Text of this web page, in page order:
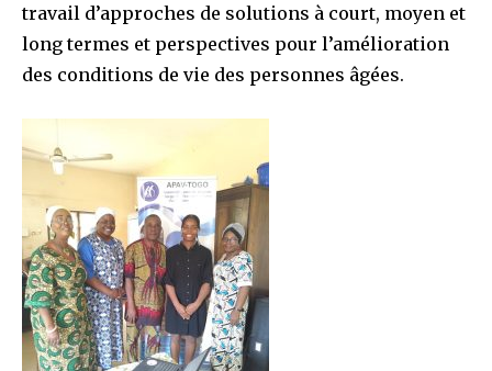
travail d’approches de solutions à court, moyen et
long termes et perspectives pour l’amélioration
des conditions de vie des personnes âgées.